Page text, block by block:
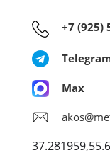
+7 (925)
Max